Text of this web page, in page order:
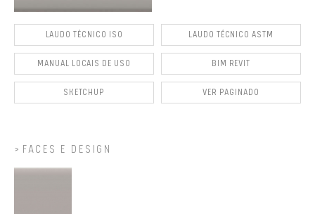
LAUDO TÉCNICO ISO LAUDO TÉCNICO ASTM
MANUAL LOCAIS DE USO BIM REVIT
SKETCHUP VER PAGINADO
FACES E DESIGN